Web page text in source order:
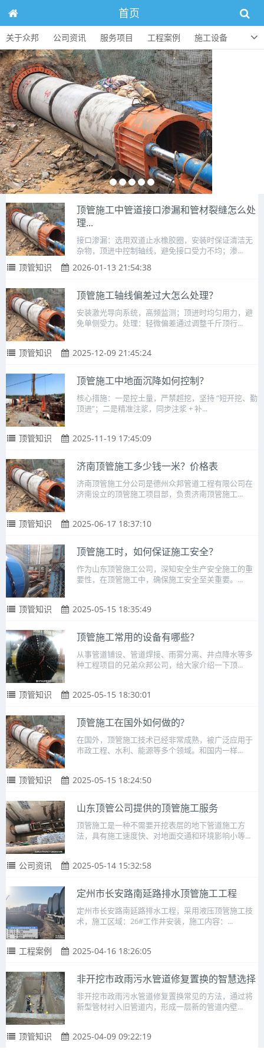
首页
关于众邦 公司资讯 服务项目 工程案例
施工设备
人才招聘
顶管知识 联系方式
顶管施工中管道接口渗漏和管材裂缝怎么处
理...
接口渗漏：选用双道止水橡胶圈，安装时保证清洁无
杂物，顶进中控制轴线，避免接口受力不均；渗...
顶管知识 2026-01-13 21:54:38
顶管施工轴线偏差过大怎么处理？
安装激光导向系统，高频监测；顶进时均匀用力，避
免单侧受力。处理：轻微偏差通过调整千斤顶行...
顶管知识 2025-12-09 21:45:24
顶管施工中地面沉降如何控制？
核心措施：一是控土量，严禁超挖，坚持 “短开挖、勤
顶进”；二是精准注浆，同步注浆 + 补...
顶管知识 2025-11-19 17:45:09
济南顶管施工多少钱一米？价格表
济南顶管施工分公司是德州众邦管道工程有限公司在
济南设立的顶管施工项目部，负责济南顶管施工...
顶管知识 2025-06-17 18:37:10
顶管施工时，如何保证施工安全？
作为山东顶管施工公司，深知安全生产安全施工的重
要性，在顶管施工中，确保施工安全至关重要。...
顶管知识 2025-05-15 18:35:49
顶管施工常用的设备有哪些？
从事管道铺设、管道焊接、雨雾分离、井点降水等多
种工程项目的兄弟众邦公司，给大家介绍一下顶...
顶管知识 2025-05-15 18:30:01
顶管施工在国外如何做的?
在国外，顶管施工技术已经非常成熟，被广泛应用于
市政工程、水利、能源等多个领域。和国内一样...
顶管知识 2025-05-15 18:24:50
山东顶管公司提供的顶管施工服务
顶管施工是一种不需要开挖表层的地下管道施工方
法，具有施工速度快、对地面交通和环境影响小等...
公司资讯 2025-05-14 15:32:58
定州市长安路南延路排水顶管施工工程
定州市长安路南延路排水工程，采用液压顶管施工技
术，施工区域：26#工作井安装，施工内容：...
工程案例 2025-04-16 18:26:05
非开挖市政雨污水管道修复置换的智慧选择
非开挖市政雨污水管道修复置换常见的方法，通过将
新型管材衬入旧管道内，形成一层新的管道内壁...
顶管知识 2025-04-09 09:22:19